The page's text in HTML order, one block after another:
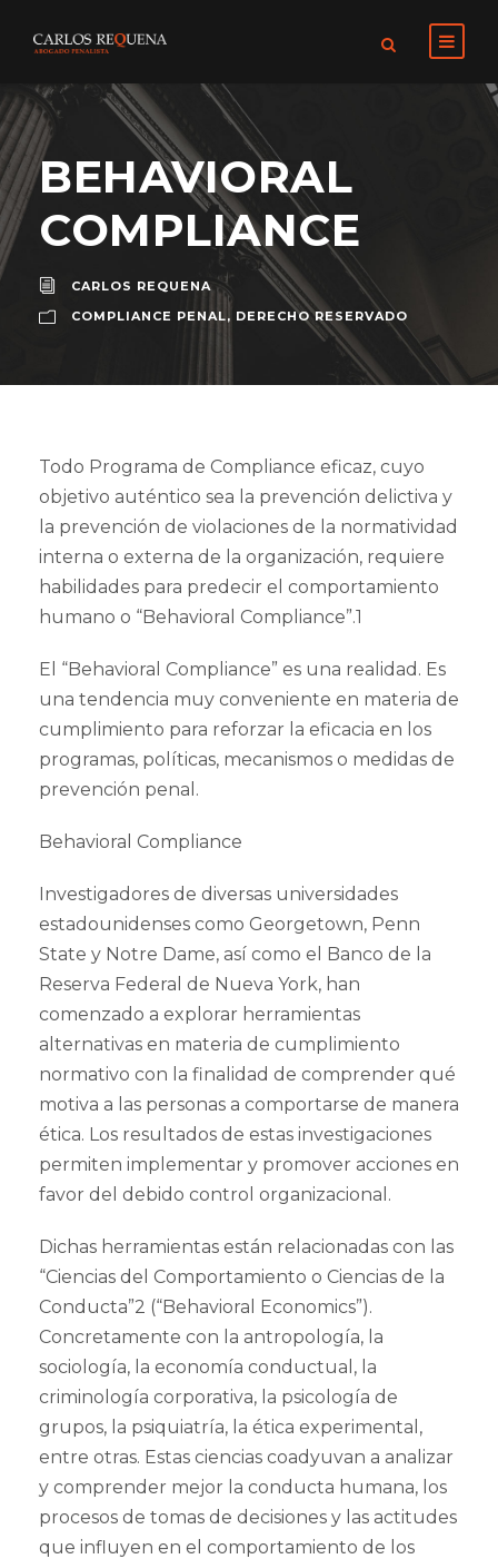
BEHAVIORAL
COMPLIANCE
CARLOS REQUENA
COMPLIANCE PENAL, DERECHO RESERVADO
Todo Programa de Compliance eficaz, cuyo
objetivo auténtico sea la prevención delictiva y
la prevención de violaciones de la normatividad
interna o externa de la organización, requiere
habilidades para predecir el comportamiento
humano o “Behavioral Compliance”.1
El “Behavioral Compliance” es una realidad. Es
una tendencia muy conveniente en materia de
cumplimiento para reforzar la eficacia en los
programas, políticas, mecanismos o medidas de
prevención penal.
Behavioral Compliance
Investigadores de diversas universidades
estadounidenses como Georgetown, Penn
State y Notre Dame, así como el Banco de la
Reserva Federal de Nueva York, han
comenzado a explorar herramientas
alternativas en materia de cumplimiento
normativo con la finalidad de comprender qué
motiva a las personas a comportarse de manera
ética. Los resultados de estas investigaciones
permiten implementar y promover acciones en
favor del debido control organizacional.
Dichas herramientas están relacionadas con las
“Ciencias del Comportamiento o Ciencias de la
Conducta”2 (“Behavioral Economics”).
Concretamente con la antropología, la
sociología, la economía conductual, la
criminología corporativa, la psicología de
grupos, la psiquiatría, la ética experimental,
entre otras. Estas ciencias coadyuvan a analizar
y comprender mejor la conducta humana, los
procesos de tomas de decisiones y las actitudes
que influyen en el comportamiento de los